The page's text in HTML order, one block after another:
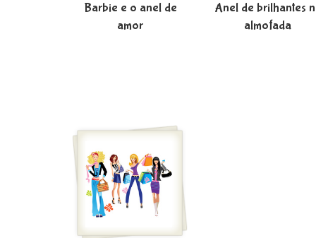
Barbie e o anel de
amor
Anel de brilhantes
almofada